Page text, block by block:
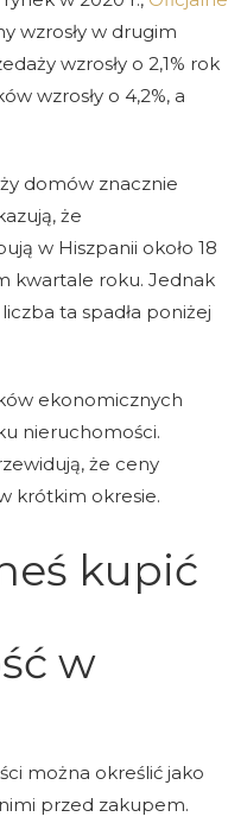
wzrosły w drugim
wzrosły o 2,1% rok
wzrosły o 4,2%, a
domów znacznie
że
w Hiszpanii około 18
kwartale roku. Jednak
ta spadła poniżej
ekonomicznych
nieruchomości.
że ceny
krótkim okresie.
kupić
w
można określić jako
przed zakupem.